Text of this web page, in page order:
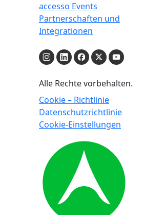
accesso Events
Partnerschaften und
Integrationen
Alle Rechte vorbehalten.
Cookie – Richtlinie
Datenschutzrichtlinie
Cookie-Einstellungen